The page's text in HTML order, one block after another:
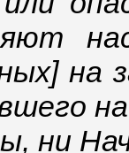
на
ни